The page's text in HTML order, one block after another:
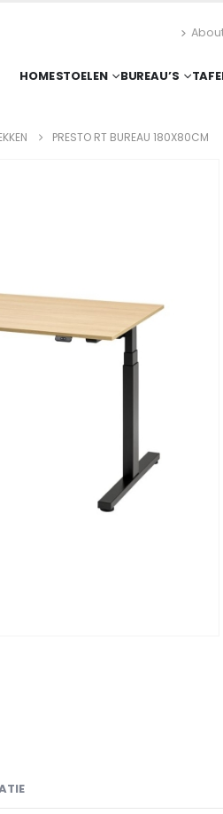
HOMESTOELEN BUREAU’S
PRESTO RT BUREAU 180X80CM